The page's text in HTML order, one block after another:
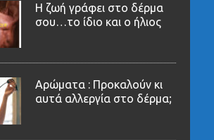
Η ζωή γράφει στο δέρμα
σου…το ίδιο και ο ήλιος
Αρώματα : Προκαλούν κι
αυτά αλλεργία στο δέρμα;